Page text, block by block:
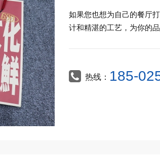
如果您也想为自己的餐厅
计和精湛的工艺，为你的
热线： 185-